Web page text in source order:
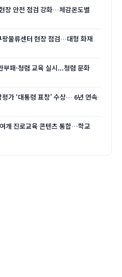
장 안전 점검 강화…체감온도별
팡물류센터 현장 점검…대형 화재
부패·청렴 교육 실시...청렴 문화
가 ‘대통령 표창’ 수상… 6년 연속
개 진로교육 콘텐츠 통합…학교